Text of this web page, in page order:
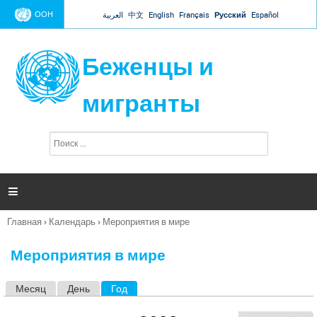
Jump to navigation
ООН العربية 中文 English Français Русский Español
Беженцы и
мигранты
п
и

Вы
Главная › Календарь › Мероприятия в мире
Мероприятия в мире
Месяц День Год